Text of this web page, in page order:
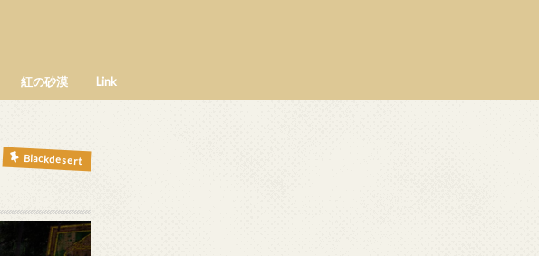
紅の砂漠 Link
Blackdesert